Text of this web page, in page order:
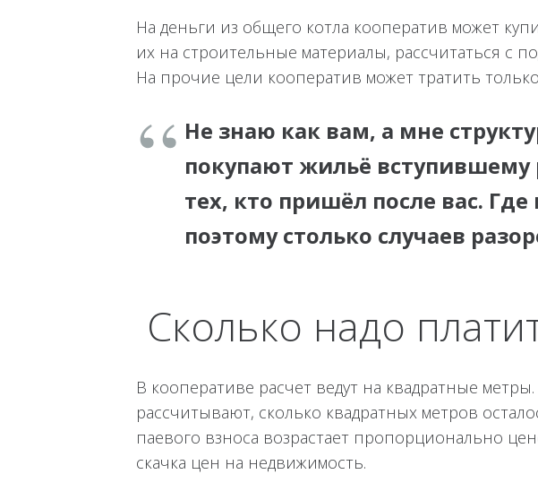
На деньги из общего котла кооператив может
их на строительные материалы, рассчитаться с
На прочие цели кооператив может тратить
Не знаю как вам, а мне
покупают жильё вступившему
тех, кто пришёл после вас.
поэтому столько случаев
Сколько надо
В кооперативе расчет ведут на квадратные
рассчитывают, сколько квадратных метров
паевого взноса возрастает пропорционально
скачка цен на недвижимость.